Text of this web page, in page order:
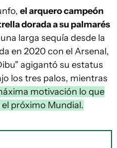
el arquero campeón
dorada a su palmarés
larga sequía desde la
en 2020 con el Arsenal,
agigantó su estatus
los tres palos, mientras
motivación lo que
próximo Mundial.